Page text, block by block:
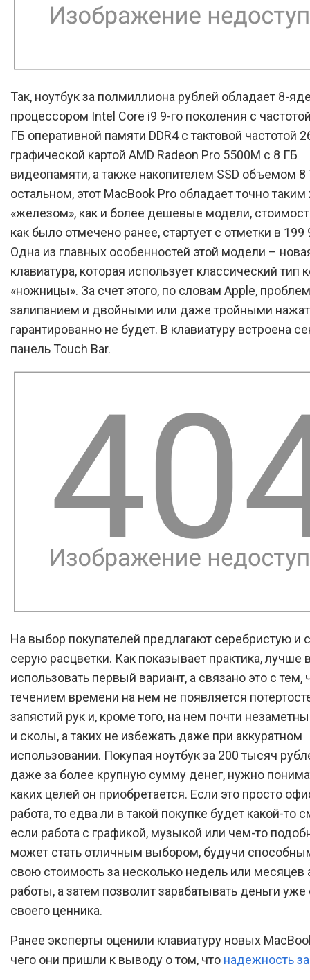
Так, ноутбук за полмиллиона рублей обладает 8-
процессором Intel Core i9 9-го поколения с
ГБ оперативной памяти DDR4 с тактовой частотой
графической картой AMD Radeon Pro 5500M с 8 ГБ
видеопамяти, а также накопителем SSD объемом 8
остальном, этот MacBook Pro обладает точно
«железом», как и более дешевые модели,
как было отмечено ранее, стартует с отметки в 199
Одна из главных особенностей этой модели –
клавиатура, которая использует классический тип
«ножницы». За счет этого, по словам Apple,
залипанием и двойными или даже тройными
гарантированно не будет. В клавиатуру встроена
панель Touch Bar.
На выбор покупателей предлагают серебристую и
серую расцветки. Как показывает практика, лучше
использовать первый вариант, а связано это с тем,
течением времени на нем не появляется
запястий рук и, кроме того, на нем почти
и сколы, а таких не избежать даже при аккуратном
использовании. Покупая ноутбук за 200 тысяч
даже за более крупную сумму денег, нужно
каких целей он приобретается. Если это просто
работа, то едва ли в такой покупке будет какой-то
если работа с графикой, музыкой или чем-то
может стать отличным выбором, будучи
свою стоимость за несколько недель или месяцев
работы, а затем позволит зарабатывать деньги уже
своего ценника.
Ранее эксперты оценили клавиатуру новых
чего они пришли к выводу о том, что надежность